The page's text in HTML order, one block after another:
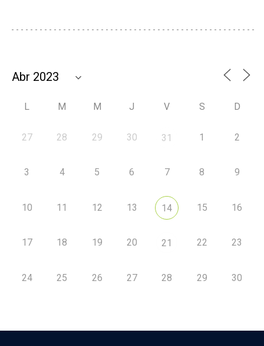
L M M J V S D
27 28 29 30 31 1 2
3 4 5 6 7 8 9
10 11 12 13 14 15 16
17 18 19 20 21 22 23
24 25 26 27 28 29 30